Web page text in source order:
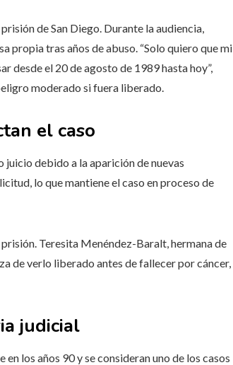
de San Diego. Durante la audiencia,
propia tras años de abuso. “Solo quiero que mi
desde el 20 de agosto de 1989 hasta hoy”,
moderado si fuera liberado.
el caso
juicio debido a la aparición de nuevas
lo que mantiene el caso en proceso de
Teresita Menéndez-Baralt, hermana de
de verlo liberado antes de fallecer por cáncer,
judicial
los años 90 y se consideran uno de los casos